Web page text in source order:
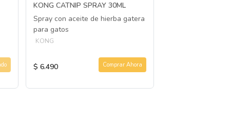
KONG CATNIP SPRAY 30ML
Spray con aceite de hierba gatera
para gatos
KONG
$ 6.490 Comprar Ahora